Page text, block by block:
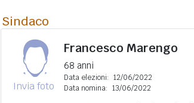
Sindaco
Invia foto
Francesco Marengo
68 anni
Data elezioni: 12/06/2022
Data nomina: 13/06/2022